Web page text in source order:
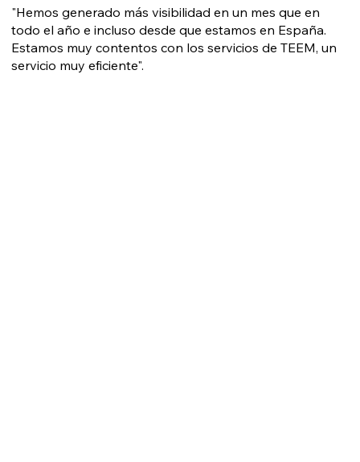
"Hemos generado más visibilidad en un mes que en
todo el año e incluso desde que estamos en España.
Estamos muy contentos con los servicios de TEEM, un
servicio muy eficiente".